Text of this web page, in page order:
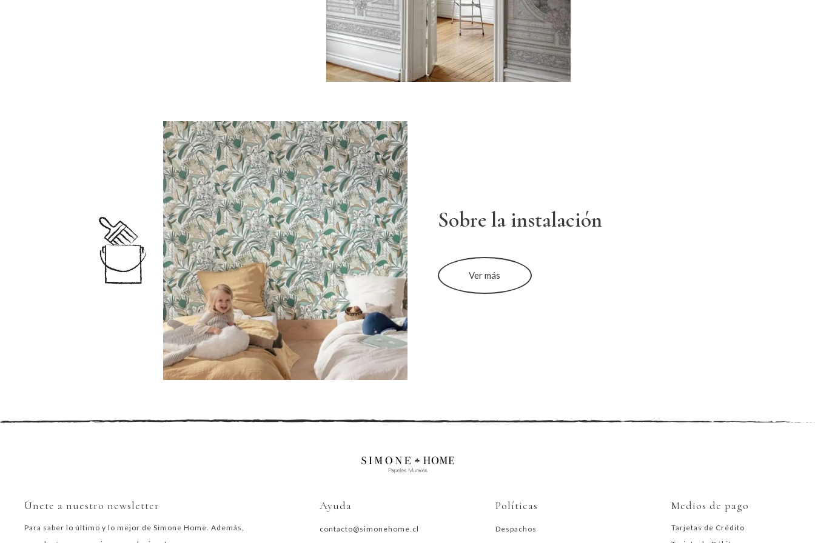
Sobre la instalación
Ver más
Únete a nuestro newsletter
Para saber lo último y lo mejor de Simone Home. Además,
Ayuda
contacto@simonehome.cl
Políticas
Despachos
Medios de pago
Tarjetas de Crédito